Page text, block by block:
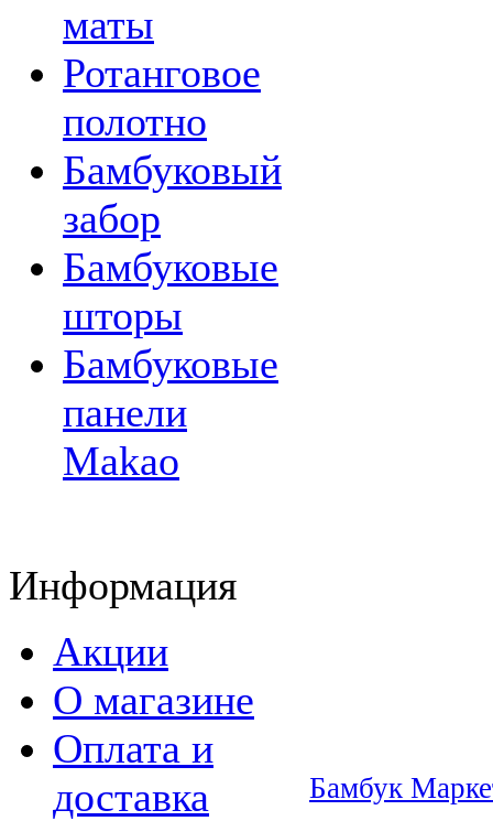
маты
Ротанговое
полотно
Бамбуковый
забор
Бамбуковые
шторы
Бамбуковые
панели
Makao
Информация
Акции
О магазине
Оплата и
доставка
Бамбук